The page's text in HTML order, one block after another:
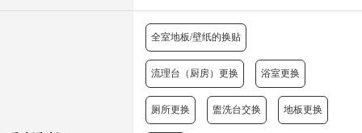
全室地板/壁纸的换贴
流理台（厨房）更换 浴室更换
厕所更换 盥洗台交换 地板更换